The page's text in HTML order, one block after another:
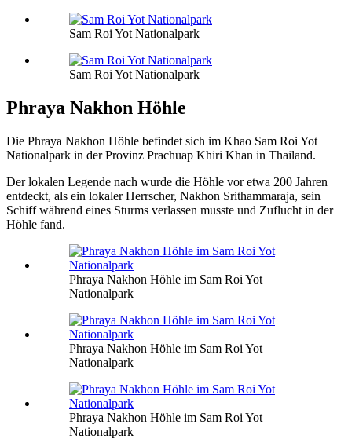
Sam Roi Yot Nationalpark
Sam Roi Yot Nationalpark
Phraya Nakhon Höhle
Die Phraya Nakhon Höhle befindet sich im Khao Sam Roi Yot
Nationalpark in der Provinz Prachuap Khiri Khan in Thailand.
Der lokalen Legende nach wurde die Höhle vor etwa 200 Jahren
entdeckt, als ein lokaler Herrscher, Nakhon Srithammaraja, sein
Schiff während eines Sturms verlassen musste und Zuflucht in der
Höhle fand.
Phraya Nakhon Höhle im Sam Roi Yot
Nationalpark
Phraya Nakhon Höhle im Sam Roi Yot
Nationalpark
Phraya Nakhon Höhle im Sam Roi Yot
Nationalpark